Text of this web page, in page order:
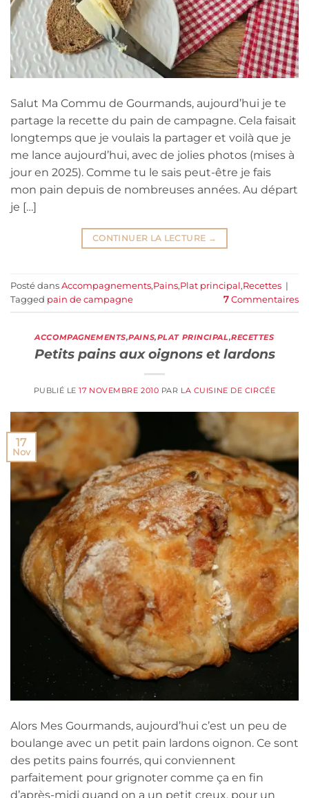
Salut Ma Commu de Gourmands, aujourd’hui je te
partage la recette du pain de campagne. Cela faisait
longtemps que je voulais la partager et voilà que je
me lance aujourd’hui, avec de jolies photos (mises à
jour en 2025). Comme tu le sais peut-être je fais
mon pain depuis de nombreuses années. Au départ
je […]
CONTINUER LA LECTURE →
Posté dans Accompagnements,Pains,Plat principal,Recettes |
Tagged pain de campagne 7 Commentaires
ACCOMPAGNEMENTS,PAINS,PLAT PRINCIPAL,RECETTES
Petits pains aux oignons et lardons
PUBLIÉ LE17 NOVEMBRE 2010 PAR LA CUISINE DE CIRCÉE
17
Nov
Alors Mes Gourmands, aujourd’hui c’est un peu de
boulange avec un petit pain lardons oignon. Ce sont
des petits pains fourrés, qui conviennent
parfaitement pour grignoter comme ça en fin
d’après-midi quand on a un petit creux, pour un